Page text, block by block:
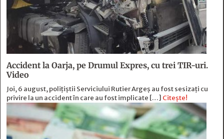
Accident la Oarja, pe Drumul Expres, cu trei TIR-uri.
Video
Joi, 6 august, polițiștii Serviciului Rutier Argeș au fost sesizați cu
privire la un accident în care au fost implicate […] Citește!